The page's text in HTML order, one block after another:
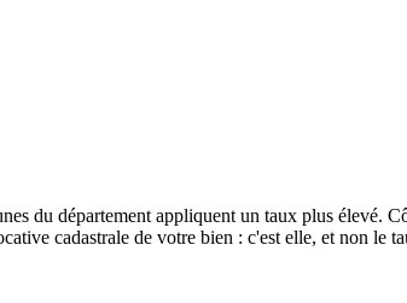
du département appliquent un taux plus élevé.
cadastrale de votre bien : c'est elle, et non le